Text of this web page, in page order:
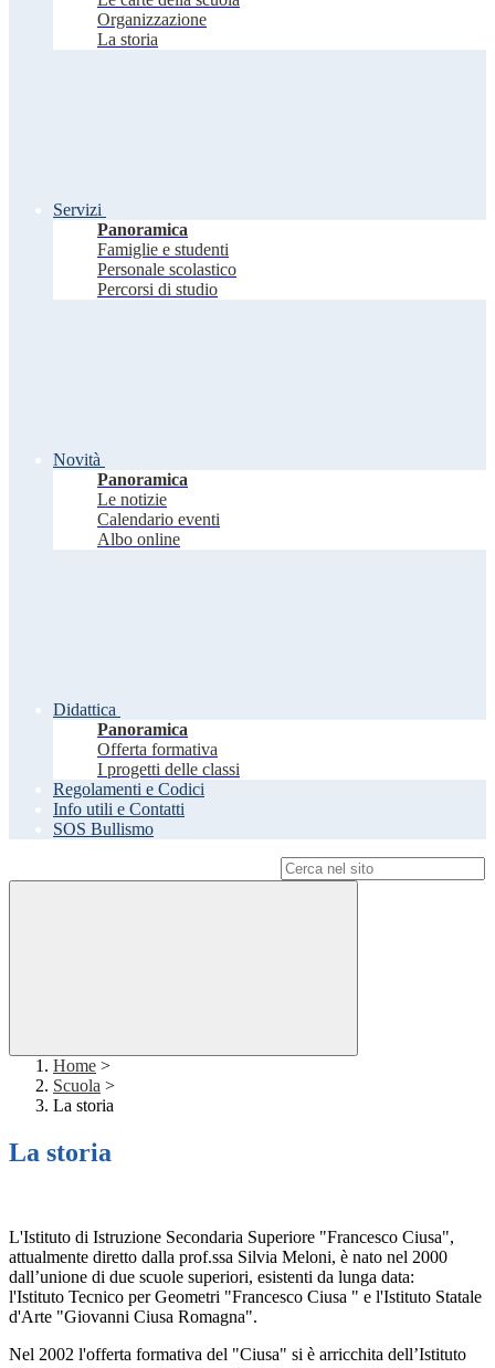
Organizzazione
La storia
Servizi
Panoramica
Famiglie e studenti
Personale scolastico
Percorsi di studio
Novità
Panoramica
Le notizie
Calendario eventi
Albo online
Didattica
Panoramica
Offerta formativa
I progetti delle classi
Regolamenti e Codici
Info utili e Contatti
SOS Bullismo
Home >
Scuola >
La storia
La storia
L'Istituto di Istruzione Secondaria Superiore "Francesco Ciusa",
attualmente diretto dalla prof.ssa Silvia Meloni, è nato nel 2000
dall’unione di due scuole superiori, esistenti da lunga data:
l'Istituto Tecnico per Geometri "Francesco Ciusa " e l'Istituto Statale
d'Arte "Giovanni Ciusa Romagna".
Nel 2002 l'offerta formativa del "Ciusa" si è arricchita dell’Istituto